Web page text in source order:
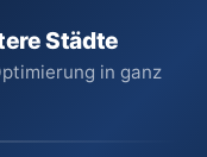
Städte
in ganz